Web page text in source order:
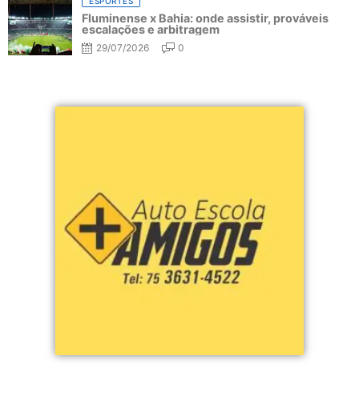
Fluminense x Bahia: onde assistir, prováveis
escalações e arbitragem
29/07/2026 0